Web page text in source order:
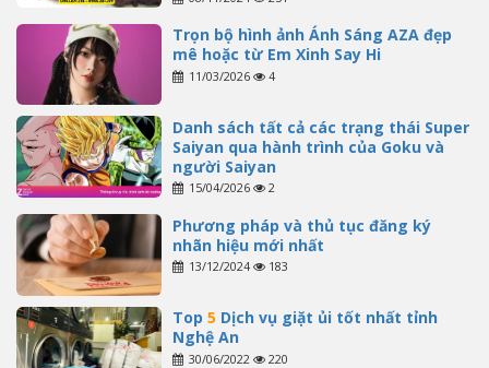
Trọn bộ hình ảnh Ánh Sáng AZA đẹp
mê hoặc từ Em Xinh Say Hi
11/03/2026 4
Danh sách tất cả các trạng thái Super
Saiyan qua hành trình của Goku và
người Saiyan
15/04/2026 2
Phương pháp và thủ tục đăng ký
nhãn hiệu mới nhất
13/12/2024 183
Top 5 Dịch vụ giặt ủi tốt nhất tỉnh
Nghệ An
30/06/2022 220